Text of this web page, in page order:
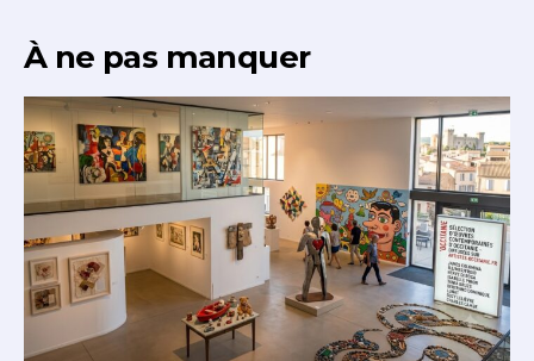
À ne pas manquer